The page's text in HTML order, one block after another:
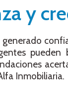
y
pueden
Inmobiliaria.